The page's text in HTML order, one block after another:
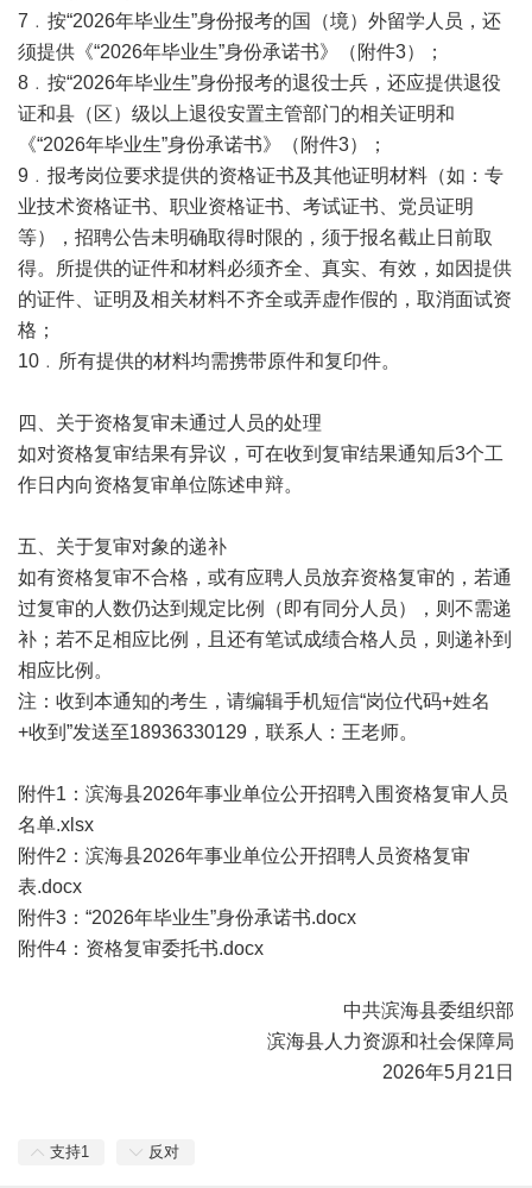
7﹒按“2026年毕业生”身份报考的国（境）外留学人员，还
须提供《“2026年毕业生”身份承诺书》（附件3）；
8﹒按“2026年毕业生”身份报考的退役士兵，还应提供退役
证和县（区）级以上退役安置主管部门的相关证明和
《“2026年毕业生”身份承诺书》（附件3）；
9﹒报考岗位要求提供的资格证书及其他证明材料（如：专
业技术资格证书、职业资格证书、考试证书、党员证明
等），招聘公告未明确取得时限的，须于报名截止日前取
得。所提供的证件和材料必须齐全、真实、有效，如因提供
的证件、证明及相关材料不齐全或弄虚作假的，取消面试资
格；
10﹒所有提供的材料均需携带原件和复印件。
四、关于资格复审未通过人员的处理
如对资格复审结果有异议，可在收到复审结果通知后3个工
作日内向资格复审单位陈述申辩。
五、关于复审对象的递补
如有资格复审不合格，或有应聘人员放弃资格复审的，若通
过复审的人数仍达到规定比例（即有同分人员），则不需递
补；若不足相应比例，且还有笔试成绩合格人员，则递补到
相应比例。
注：收到本通知的考生，请编辑手机短信“岗位代码+姓名
+收到”发送至18936330129，联系人：王老师。
附件1： 滨海县2026年事业单位公开招聘入围资格复审人员
名单.xlsx
附件2： 滨海县2026年事业单位公开招聘人员资格复审
表.docx
附件3： “2026年毕业生”身份承诺书.docx
附件4： 资格复审委托书.docx
中共滨海县委组织部
滨海县人力资源和社会保障局
2026年5月21日
支持1 反对